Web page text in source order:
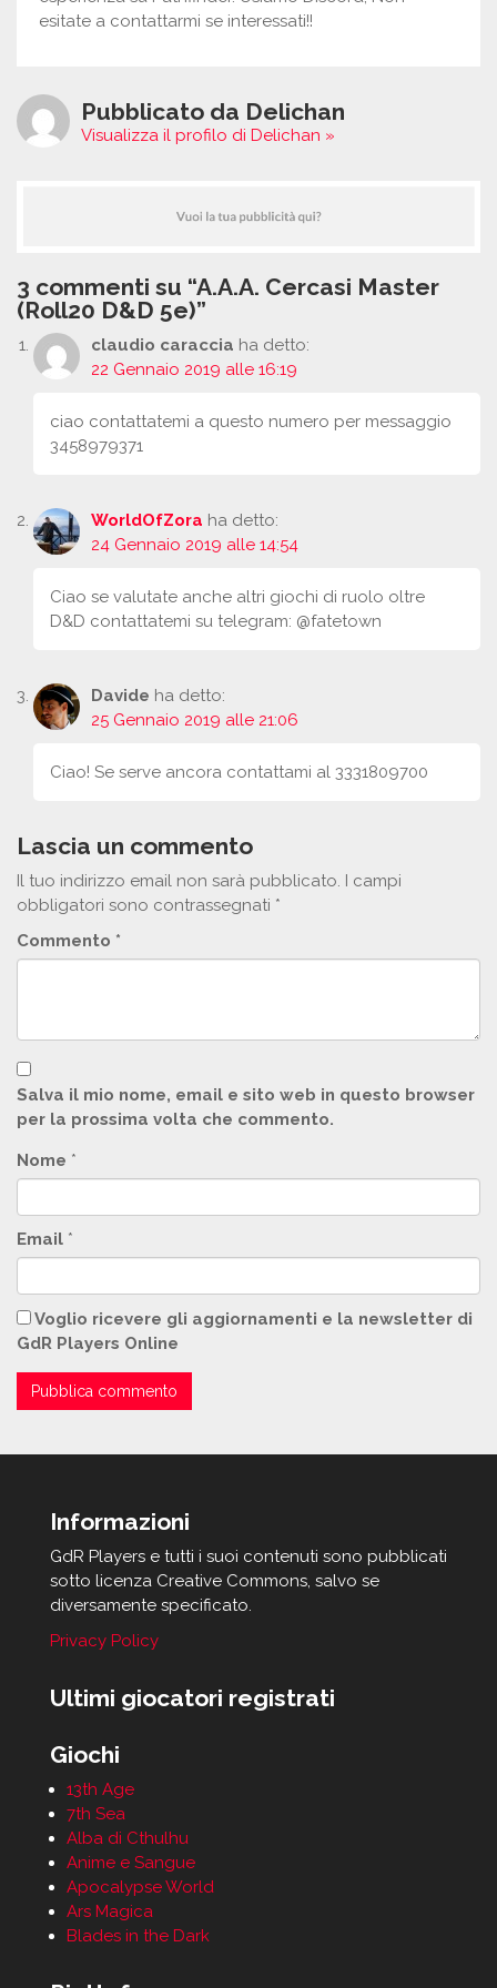
esitate a contattarmi se interessati!!
Pubblicato da Delichan
Visualizza il profilo di Delichan »
3 commenti su “A.A.A. Cercasi Master
(Roll20 D&D 5e)”
claudio caraccia ha detto:
22 Gennaio 2019 alle 16:19
ciao contattatemi a questo numero per messaggio
3458979371
WorldOfZora ha detto:
24 Gennaio 2019 alle 14:54
Ciao se valutate anche altri giochi di ruolo oltre
D&D contattatemi su telegram: @fatetown
Davide ha detto:
25 Gennaio 2019 alle 21:06
Ciao! Se serve ancora contattami al 3331809700
Lascia un commento
Il tuo indirizzo email non sarà pubblicato. I campi
obbligatori sono contrassegnati *
Commento *
Salva il mio nome, email e sito web in questo browser
per la prossima volta che commento.
Nome *
Email *
Voglio ricevere gli aggiornamenti e la newsletter di
GdR Players Online
Informazioni
GdR Players e tutti i suoi contenuti sono pubblicati
sotto licenza Creative Commons, salvo se
diversamente specificato.
Privacy Policy
Ultimi giocatori registrati
Giochi
13th Age
7th Sea
Alba di Cthulhu
Anime e Sangue
Apocalypse World
Ars Magica
Blades in the Dark